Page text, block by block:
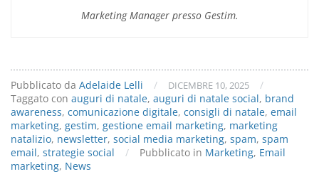
sui
social)
Marketing Manager presso Gestim.
Pubblicato da Adelaide Lelli / DICEMBRE 10, 2025
/
Taggato con auguri di natale, auguri di natale social, brand
awareness, comunicazione digitale, consigli di natale, email
marketing, gestim, gestione email marketing, marketing
natalizio, newsletter, social media marketing, spam, spam
email, strategie social / Pubblicato in Marketing, Email
marketing, News